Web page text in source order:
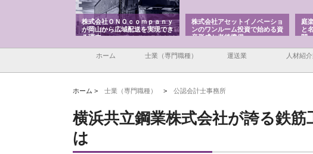
株式会社ＯＮＯｃｏｍｐａｎｙ
が岡山から広域配送を実現でき
る理由
株式会社アセットイノベーショ
ンのワンルーム投資で始める資
産形成と老後準備
庭
と
間
ホーム 士業（専門職種） 運送業 人材紹
ホーム > 士業（専門職種） > 公認会計士事務所
横浜共立鋼業株式会社が誇る鉄
は